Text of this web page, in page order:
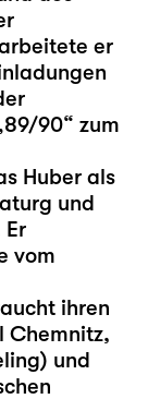
er
90“ zum
Huber als
und
vom
ihren
Chemnitz,
und